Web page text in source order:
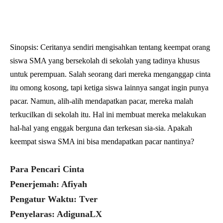
Sinopsis: Ceritanya sendiri mengisahkan tentang keempat orang
siswa SMA yang bersekolah di sekolah yang tadinya khusus
untuk perempuan. Salah seorang dari mereka menganggap cinta
itu omong kosong, tapi ketiga siswa lainnya sangat ingin punya
pacar. Namun, alih-alih mendapatkan pacar, mereka malah
terkucilkan di sekolah itu. Hal ini membuat mereka melakukan
hal-hal yang enggak berguna dan terkesan sia-sia. Apakah
keempat siswa SMA ini bisa mendapatkan pacar nantinya?
Para Pencari Cinta
Penerjemah: Afiyah
Pengatur Waktu: Tver
Penyelaras: AdigunaLX